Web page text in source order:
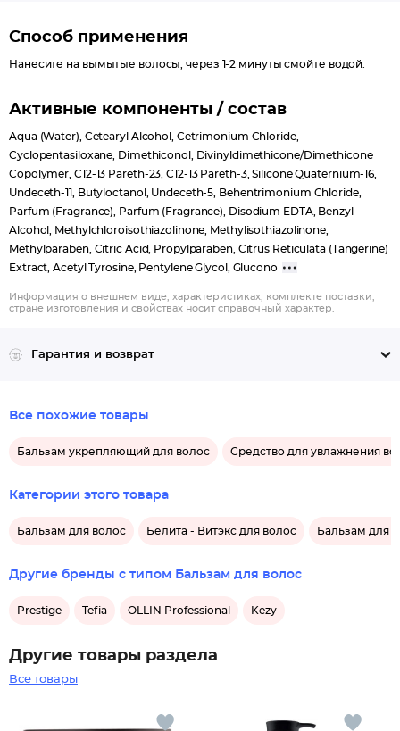
Способ применения
Нанесите на вымытые волосы, через 1-2 минуты смойте водой.
Активные компоненты / состав
Aqua (Water), Cetearyl Alcohol, Cetrimonium Chloride,
Cyclopentasiloxane, Dimethiconol, Divinyldimethicone/Dimethicone
Copolymer, C12-13 Pareth-23, C12-13 Pareth-3, Silicone Quaternium-16,
Undeceth-11, Butyloctanol, Undeceth-5, Behentrimonium Chloride,
Parfum (Fragrance), Parfum (Fragrance), Disodium EDTA, Benzyl
Alcohol, Methylchloroisothiazolinone, Methylisothiazolinone,
Methylparaben, Citric Acid, Propylparaben, Citrus Reticulata (Tangerine)
Extract, Acetyl Tyrosine, Pentylene Glycol, Glucono
Информация о внешнем виде, характеристиках, комплекте поставки,
стране изготовления и свойствах носит справочный характер.
Гарантия и возврат
Все похожие товары
Бальзам укрепляющий для волос Средство для увлажнения
Категории этого товара
Бальзам для волос Белита - Витэкс для волос Бальзам для
Другие бренды с типом Бальзам для волос
Prestige Tefia OLLIN Professional Kezy
Другие товары раздела
Все товары